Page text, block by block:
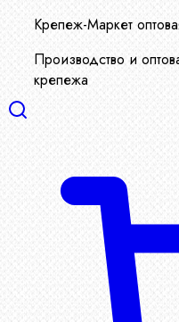
Крепеж-Маркет
Производство и
крепежа